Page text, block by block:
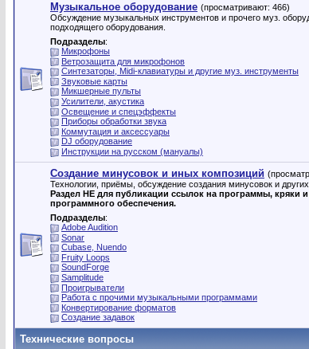
Музыкальное оборудование (просматривают: 466)
Обсуждение музыкальных инструментов и прочего муз.
подходящего оборудования.
Подразделы:
Микрофоны
Ветрозащита для микрофонов
Синтезаторы, Midi-клавиатуры и другие муз. инструменты
Звуковые карты
Микшерные пульты
Усилители, акустика
Освещение и спецэффекты
Приборы обработки звука
Коммутация и аксессуары
DJ оборудование
Инструкции на русском (мануалы)
Создание минусовок и иных композиций
Технологии, приёмы, обсуждение создания минусовок и
Раздел НЕ для публикации ссылок на программы, кpяки
программного обеспечения.
Подразделы:
Adobe Audition
Sonar
Cubase, Nuendo
Fruity Loops
SoundForge
Samplitude
Проигрыватели
Работа с прочими музыкальными программами
Конвертирование форматов
Создание задавок
Технические вопросы